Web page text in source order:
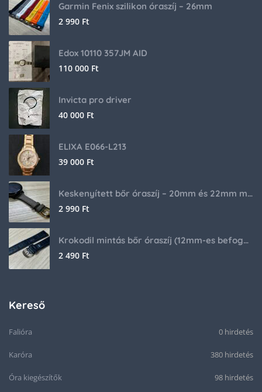
Garmin Fenix szilikon óraszíj – 26mm
2 990 Ft
Edox 10110 357JM AID
110 000 Ft
Invicta pro driver
40 000 Ft
ELIXA E066-L213
39 000 Ft
Keskenyített bőr óraszíj – 20mm és 22mm méretben
2 990 Ft
Krokodil mintás bőr óraszíj (12mm-es befogóval rendelkező órához)
2 490 Ft
Kereső
Falióra 0 hirdetés
Karóra 380 hirdetés
Óra kiegészítők 98 hirdetés